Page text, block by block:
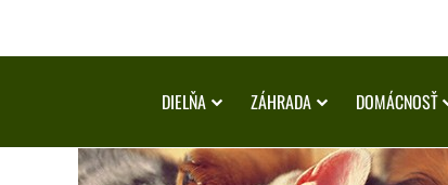
DIELŇA ZÁHRADA DOMÁCNOSŤ